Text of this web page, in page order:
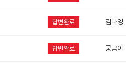
답변완료 김나영
답변완료 궁금이